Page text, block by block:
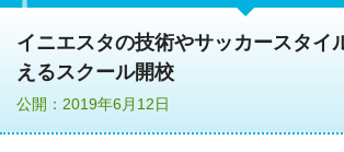
イニエスタの技術やサッカースタイ
えるスクール開校
公開：2019年6月12日